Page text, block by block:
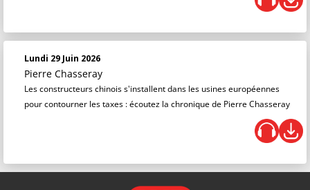
Lundi 29 Juin 2026
Pierre Chasseray
Les constructeurs chinois s'installent dans les usines européennes
pour contourner les taxes : écoutez la chronique de Pierre Chasseray